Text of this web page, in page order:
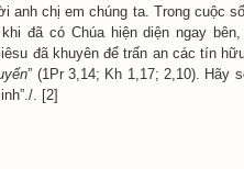
anh chị em chúng ta. Trong cuộc
đã có Chúa hiện diện ngay
đã khuyên để trấn an các tín
” (1Pr 3,14; Kh 1,17; 2,10). Hãy
. [2]